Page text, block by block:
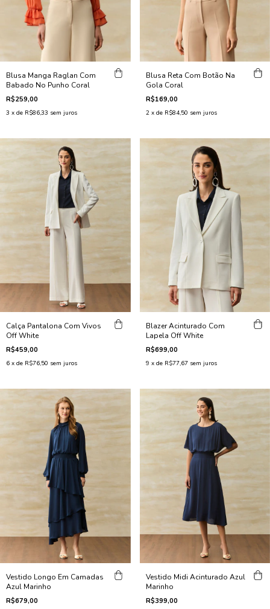
Blusa Manga Raglan Com
Babado No Punho Coral
R$259,00
3 x de R$86,33 sem juros
Blusa Reta Com Botão Na
Gola Coral
R$169,00
2 x de R$84,50 sem juros
Calça Pantalona Com Vivos
Off White
R$459,00
6 x de R$76,50 sem juros
Blazer Acinturado Com
Lapela Off White
R$699,00
9 x de R$77,67 sem juros
Vestido Longo Em Camadas
Azul Marinho
R$679,00
Vestido Midi Acinturado Azul
Marinho
R$399,00